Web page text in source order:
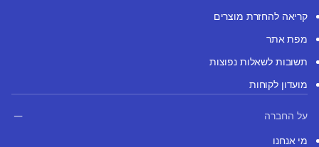
קריאה להחזרת מוצרים
מפת אתר
תשובות לשאלות נפוצות
מועדון לקוחות
על החברה
מי אנחנו